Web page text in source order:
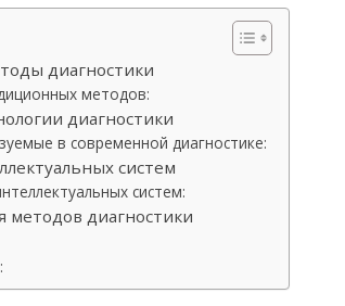
диагностики
методов:
диагностики
в современной диагностике:
систем
систем:
методов диагностики